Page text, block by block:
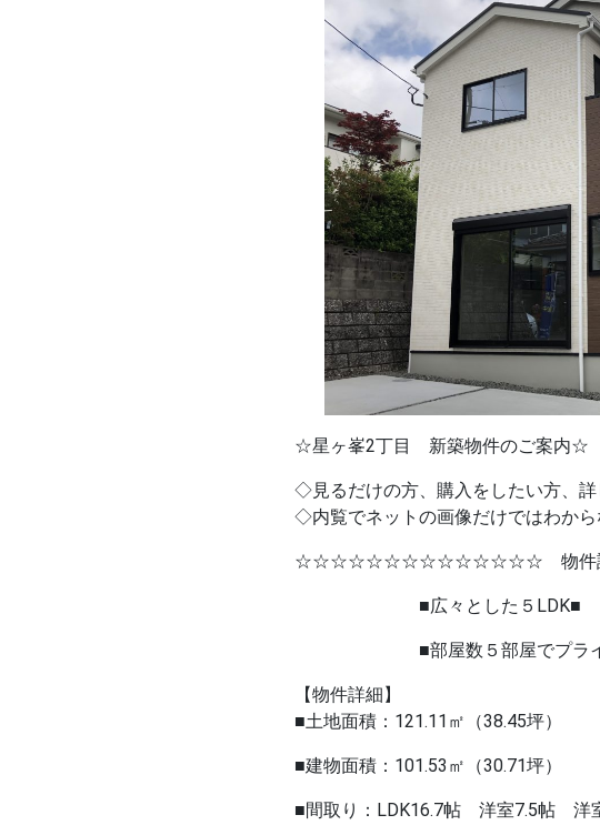
☆星ヶ峯2丁目 新築物件のご案内☆
◇見るだけの方、購入をしたい方、詳
◇内覧でネットの画像だけではわから
☆☆☆☆☆☆☆☆☆☆☆☆☆☆ 物
■広々とした５LDK■
■部屋数５部屋でプライベ
【物件詳細】
■土地面積：121.11㎡（38.45坪）
■建物面積：101.53㎡（30.71坪）
■間取り：LDK16.7帖 洋室7.5帖